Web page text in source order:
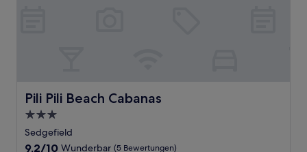
Pili Pili Beach Cabanas
Pili Pili Beach Cabanas
3.0-
Sterne-
Unterkunft
Sedgefield
9.2
9,2/10 Wunderbar (5 Bewertungen)